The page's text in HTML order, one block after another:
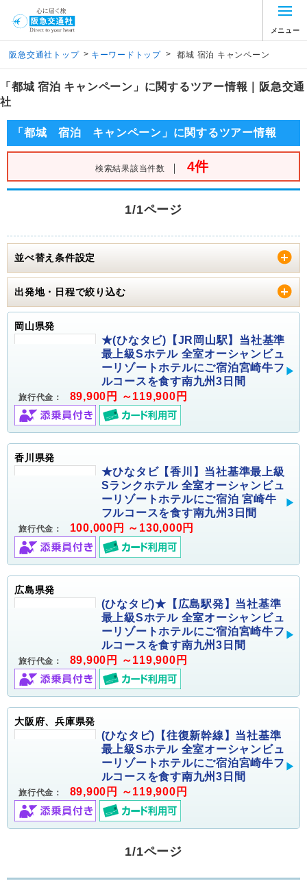
メニュー
阪急交通社トップ > キーワードトップ > 都城 宿泊 キャンペーン
「都城 宿泊 キャンペーン」に関するツアー情報｜阪急交通
社
「都城 宿泊 キャンペーン」に関するツアー情報
検索結果該当件数 ｜ 4件
1/1ページ
並べ替え条件設定
出発地・日程で絞り込む
岡山県発
★(ひなタビ)【JR岡山駅】当社基準
最上級Sホテル 全室オーシャンビュ
ーリゾートホテルにご宿泊宮崎牛フ
ルコースを食す南九州3日間
旅行代金： 89,900円 ～119,900円
香川県発
★ひなタビ【香川】当社基準最上級
Sランクホテル 全室オーシャンビュ
ーリゾートホテルにご宿泊 宮崎牛
フルコースを食す南九州3日間
旅行代金： 100,000円 ～130,000円
広島県発
(ひなタビ)★【広島駅発】当社基準
最上級Sホテル 全室オーシャンビュ
ーリゾートホテルにご宿泊宮崎牛フ
ルコースを食す南九州3日間
旅行代金： 89,900円 ～119,900円
大阪府、兵庫県発
(ひなタビ)【往復新幹線】当社基準
最上級Sホテル 全室オーシャンビュ
ーリゾートホテルにご宿泊宮崎牛フ
ルコースを食す南九州3日間
旅行代金： 89,900円 ～119,900円
1/1ページ